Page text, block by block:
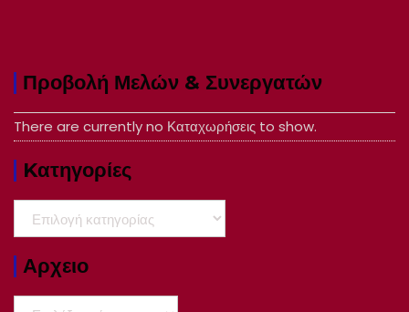
Προβολή Μελών & Συνεργατών
There are currently no Καταχωρήσεις to show.
Kατηγορίες
Kατηγορίες
Αρχειο
Αρχειο